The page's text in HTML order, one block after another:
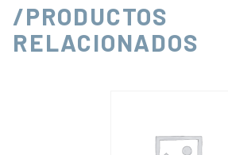
/PRODUCTOS
RELACIONADOS